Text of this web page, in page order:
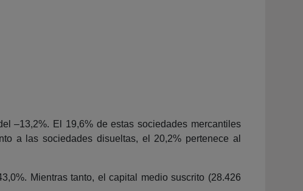
–13,2%. El 19,6% de estas sociedades mercantiles
a las sociedades disueltas, el 20,2% pertenece al
Mientras tanto, el capital medio suscrito (28.426